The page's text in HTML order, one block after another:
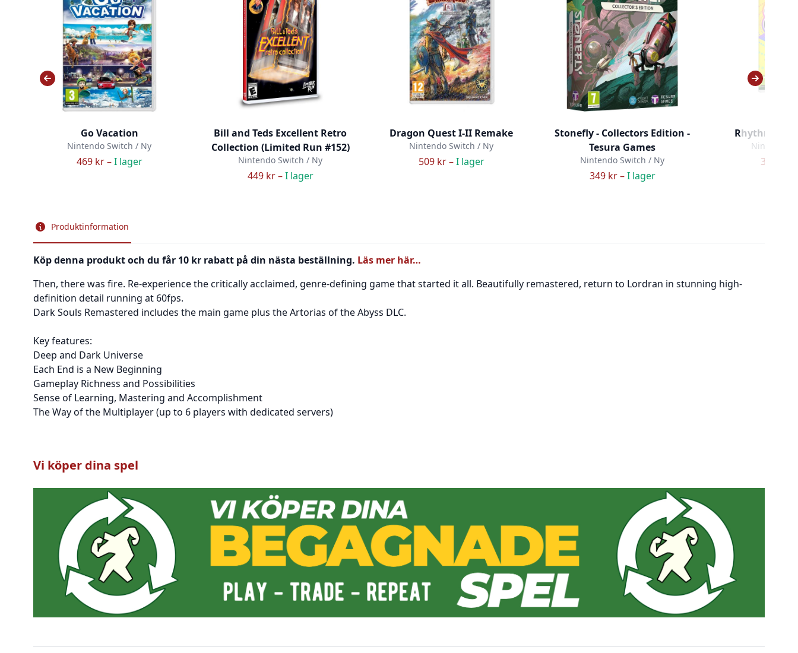
Go Vacation
Nintendo Switch / Ny
469 kr –I lager
Bill and Teds Excellent Retro
Collection (Limited Run #152)
Nintendo Switch / Ny
449 kr –I lager
Dragon Quest I-II Remake
Nintendo Switch / Ny
509 kr –I lager
Stonefly - Collectors Edition -
Tesura Games
Nintendo Switch / Ny
349 kr –I lager
Rhythm
Nintendo
379 kr –
Produktinformation
Köp denna produkt och du får 10 kr rabatt på din nästa beställning. Läs mer här…
Then, there was fire. Re-experience the critically acclaimed, genre-defining game that started it all. Beautifully remastered, return to Lordran in stunning high-
definition detail running at 60fps.
Dark Souls Remastered includes the main game plus the Artorias of the Abyss DLC.
Key features:
Deep and Dark Universe
Each End is a New Beginning
Gameplay Richness and Possibilities
Sense of Learning, Mastering and Accomplishment
The Way of the Multiplayer (up to 6 players with dedicated servers)
Vi köper dina spel